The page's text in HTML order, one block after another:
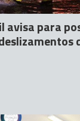
avisa para